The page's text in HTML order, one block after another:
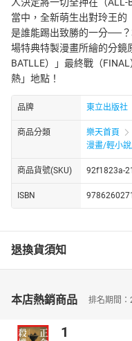
當中，全新萌生出對玲王的
是誰能踢出致勝的一分──
場特典特製漫畫所繪的分鏡
BATLLE）」最終戰（
熱」地點！
品牌 東立出版社
商品分類 樂天首頁
漫畫/輕小
商品貨號(SKU) 92f1823a-
ISBN
退換貨須知
本店熱銷商品 排名期間
1